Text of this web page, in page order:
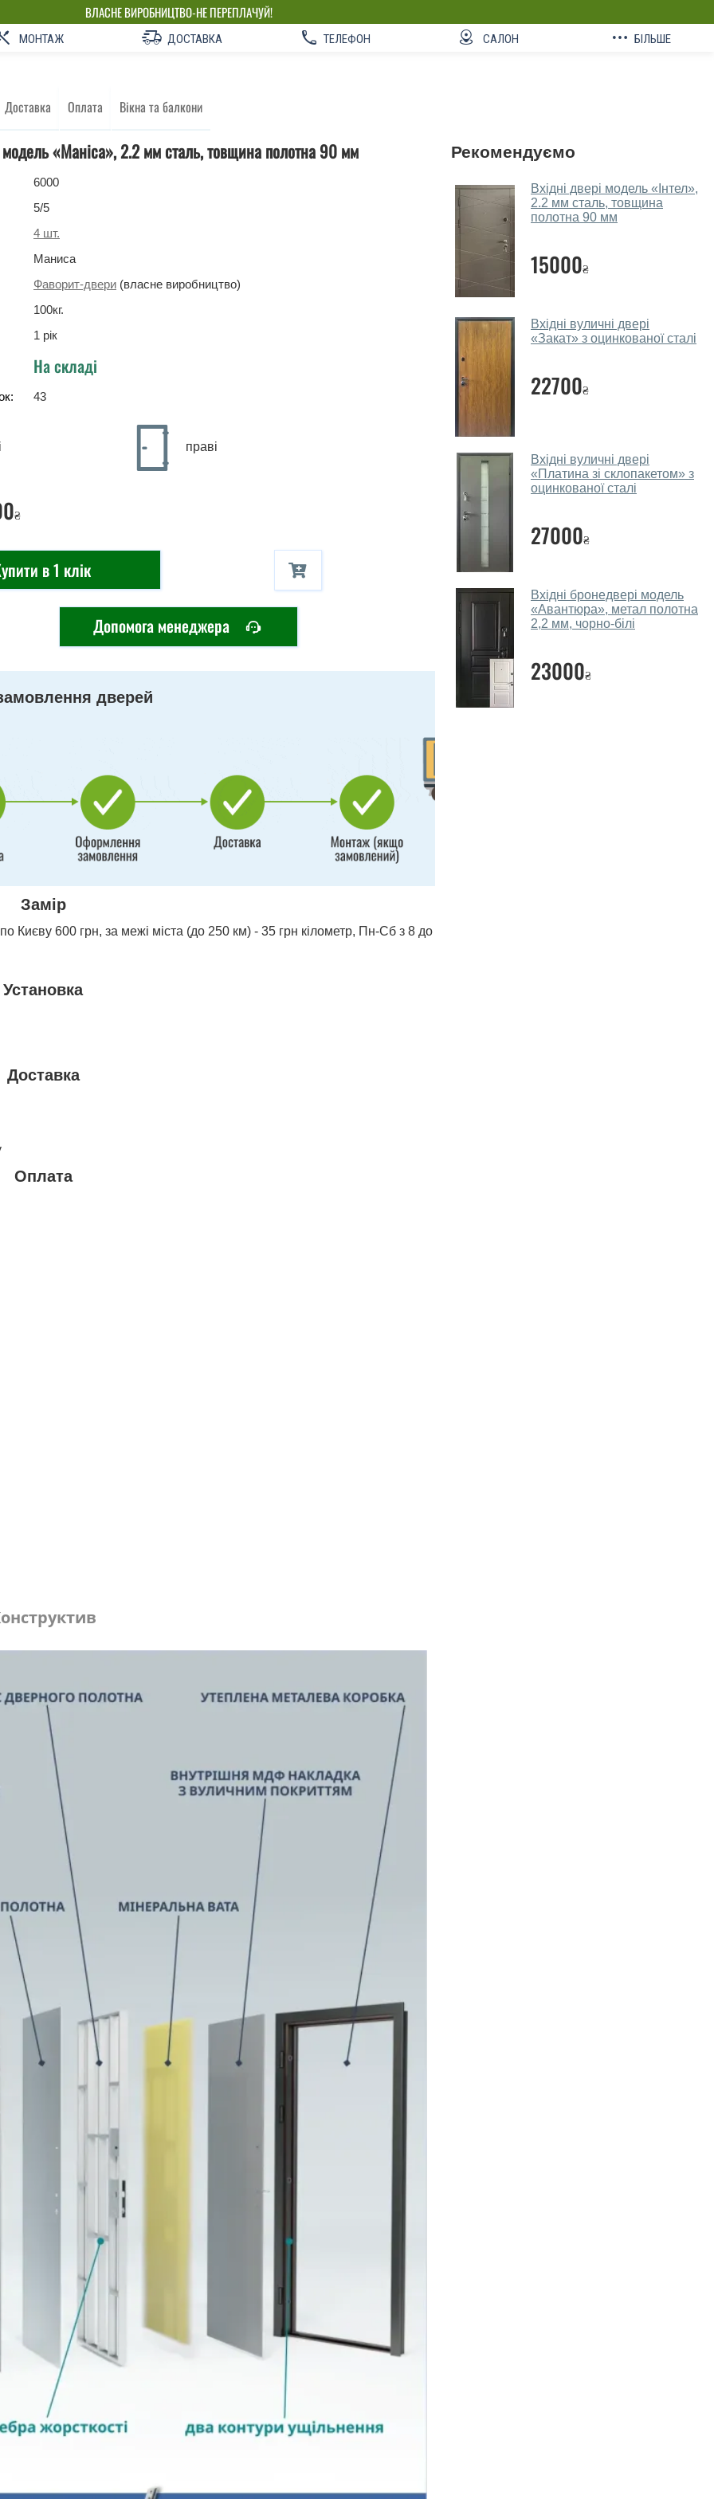
ВЛАСНЕ ВИРОБНИЦТВО-НЕ ПЕРЕПЛАЧУЙ!
МОНТАЖ ДОСТАВКА ТЕЛЕФОН САЛОН БІЛЬШЕ
Доставка Оплата Вікна та балкони
модель «Маніса», 2.2 мм сталь, товщина полотна 90 мм
6000
5/5
4 шт.
Маниса
Фаворит-двери (власне виробництво)
100кг.
1 рік
На складі
43
праві
₴
в 1 клік
Допомога менеджера
дверей
Замір
Києву 600 грн, за межі міста (до 250 км) - 35 грн кілометр, Пн-Сб з 8 до
Установка
Доставка
Оплата
Рекомендуємо
Вхідні двері модель «Інтел»,
2.2 мм сталь, товщина
полотна 90 мм
15000₴
Вхідні вуличні двері
«Закат» з оцинкованої сталі
22700₴
Вхідні вуличні двері
«Платина зі склопакетом» з
оцинкованої сталі
27000₴
Вхідні бронедвері модель
«Авантюра», метал полотна
2,2 мм, чорно-білі
23000₴